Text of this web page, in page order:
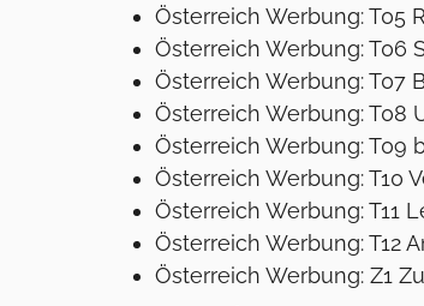
Österreich Werbung: T05
Österreich Werbung: T06
Österreich Werbung: T07
Österreich Werbung: T08
Österreich Werbung: T09
Österreich Werbung: T10
Österreich Werbung: T11
Österreich Werbung: T12
Österreich Werbung: Z1